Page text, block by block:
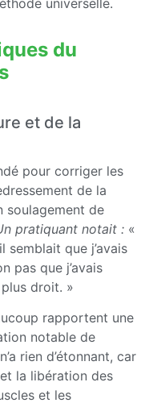
universelle.
du
et de la
pour corriger les
de la
soulagement de
pratiquant notait : «
semblait que j’avais
pas que j’avais
droit. »
rapportent une
notable de
rien d’étonnant, car
la libération des
et les